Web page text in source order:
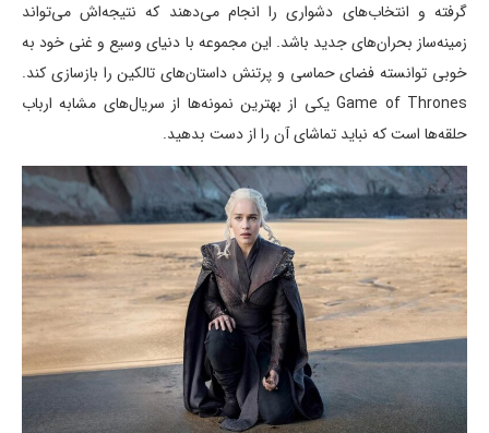
گرفته و انتخاب‌های دشواری را انجام می‌دهند که نتیجه‌اش می‌تواند
زمینه‌ساز بحران‌های جدید باشد. این مجموعه با دنیای وسیع و غنی خود به
خوبی توانسته فضای حماسی و پرتنش داستان‌های تالکین را بازسازی کند.
Game of Thrones یکی از بهترین نمونه‌ها از سریال‌های مشابه ارباب
حلقه‌ها است که نباید تماشای آن را از دست بدهید.